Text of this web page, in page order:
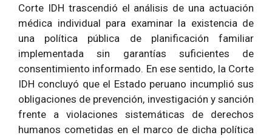
Corte IDH trascendió el análisis de una actuación
médica individual para examinar la existencia de
una política pública de planificación familiar
implementada sin garantías suficientes de
consentimiento informado. En ese sentido, la Corte
IDH concluyó que el Estado peruano incumplió sus
obligaciones de prevención, investigación y sanción
frente a violaciones sistemáticas de derechos
humanos cometidas en el marco de dicha política